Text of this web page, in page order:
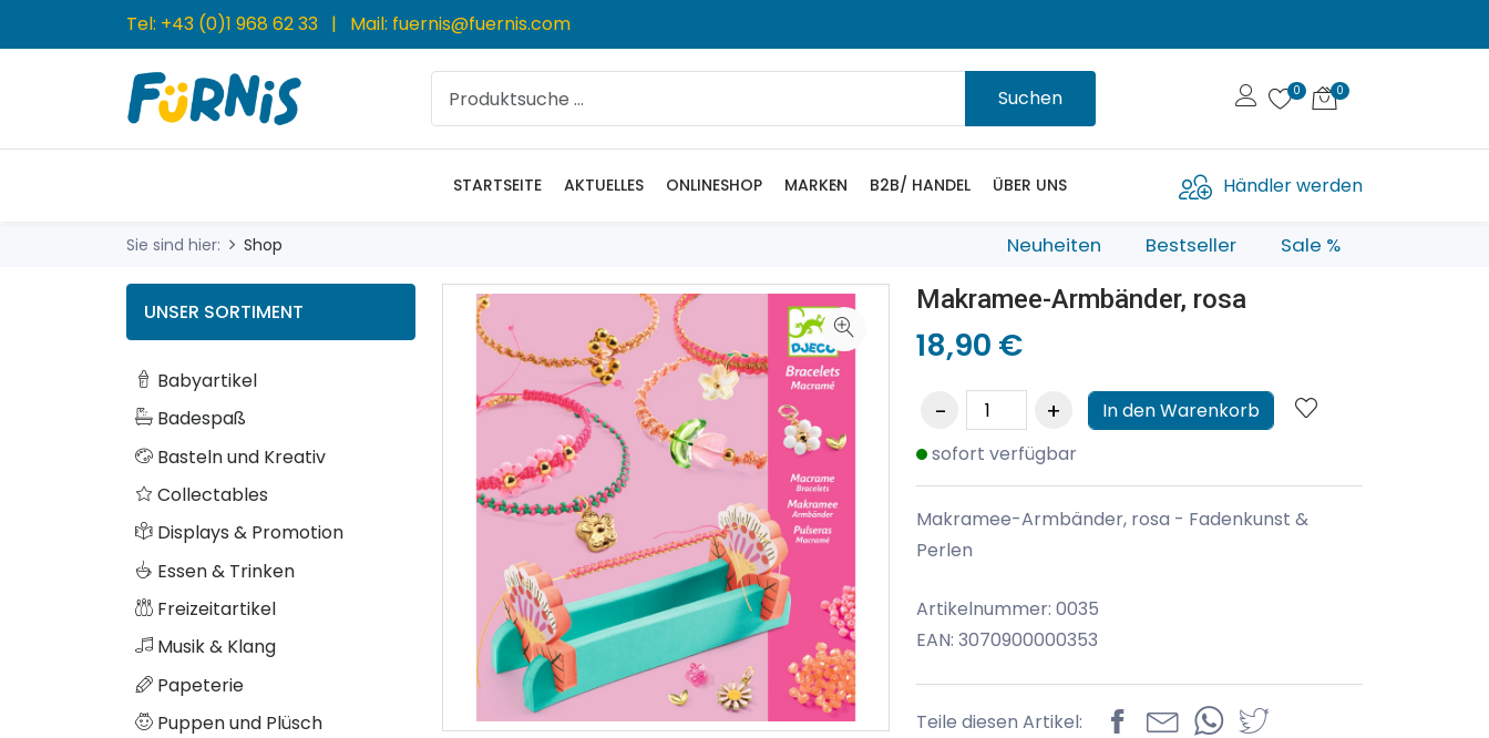
Tel: +43 (0)1 968 62 33 | Mail: fuernis@fuernis.com
Suchen
STARTSEITE AKTUELLES ONLINESHOP MARKEN B2B/ HANDEL ÜBER UNS Händler werden
Sie sind hier: Shop Neuheiten Bestseller Sale %
UNSER SORTIMENT
Babyartikel
Badespaß
Basteln und Kreativ
Collectables
Displays & Promotion
Essen & Trinken
Freizeitartikel
Musik & Klang
Papeterie
Puppen und Plüsch
Makramee-Armbänder, rosa
18,90 €
In den Warenkorb
sofort verfügbar
Makramee-Armbänder, rosa - Fadenkunst &
Perlen
Artikelnummer: 0035
EAN: 3070900000353
Teile diesen Artikel: